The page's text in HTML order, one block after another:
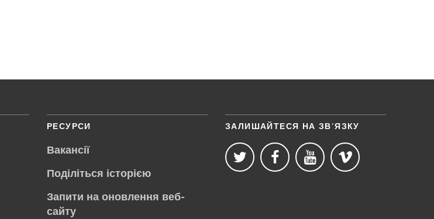
РЕСУРСИ
Вакансії
Поділіться історією
Запити на оновлення веб-
сайту
ЗАЛИШАЙТЕСЯ НА ЗВ’ЯЗКУ